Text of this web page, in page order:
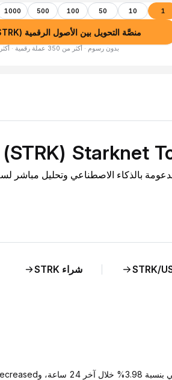
1
10
50
100
500
1000
منصَّة التحويل بين الأصول الرقمية (Convert) USD to STRK
بدون رسوم · أكثر من 350 عملة رقمية · أكثر من 40 عملة نقدية
شراء STRK